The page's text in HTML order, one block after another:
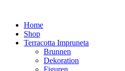
springenHome
Shop
Terracotta Impruneta
Brunnen
Dekoration
Figuren